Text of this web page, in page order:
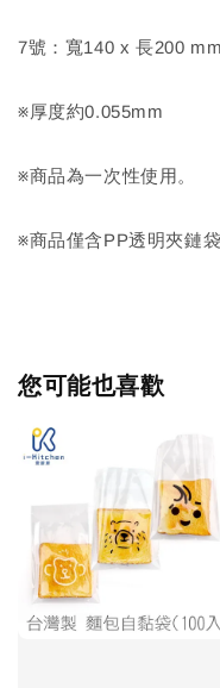
7號：寬140 x 長200 mm
※厚度約0.055mm
※商品為一次性使用。
※商品僅含PP透明夾鏈
您可能也喜歡